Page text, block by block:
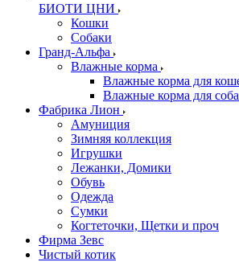
БИОТИ ЦНИ
Кошки
Собаки
Гранд-Альфа
Влажные корма
Влажные корма для
Влажные корма для
Фабрика Лион
Амуниция
Зимняя коллекция
Игрушки
Лежанки, Домики
Обувь
Одежда
Сумки
Когтеточки, Щетки и проч
Фирма Зевс
Чистый котик